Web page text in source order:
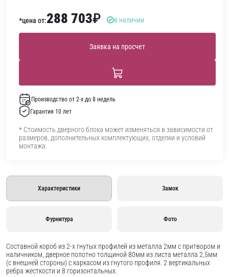
*цена от:288 703₽ в наличии
Заявка на просчет
Производство от 2-х до 8 недель
Гарантия 10 лет
* Стоимость дверного блока может изменяться в зависимости от
размеров, дополнительных комплектующих, отделки и условий
монтажа.
Характеристики Замок
Фурнитура Фото
Составной короб из 2-х гнутых профилей из металла 2мм с притвором и
наличником, дверное полотно толщиной 80мм из листа металла 2,5мм
(с внешней стороны) c каркасом из гнутого профиля. 2 вертикальных
ребра жесткости и 8 горизонтальных.